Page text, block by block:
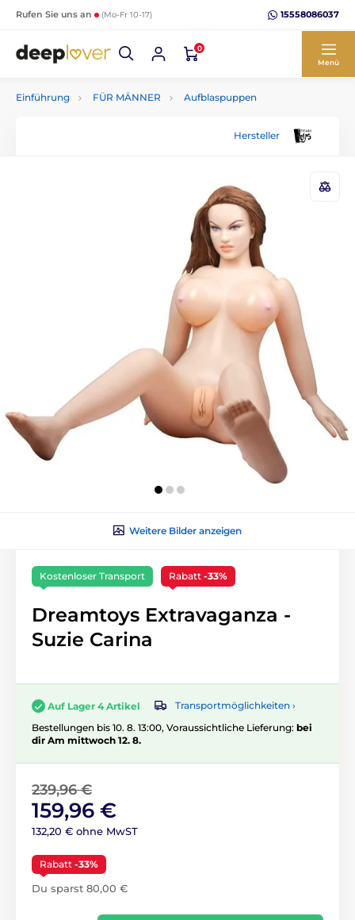
Rufen Sie uns an (Mo-Fr 10-17) 15558086037
0
Menü
Einführung FÜR MÄNNER Aufblaspuppen
Hersteller
Weitere Bilder anzeigen
Kostenloser Transport Rabatt -33%
Dreamtoys Extravaganza -
Suzie Carina
Auf Lager 4 Artikel
Transportmöglichkeiten ›
Bestellungen bis 10. 8. 13:00, Voraussichtliche Lieferung: bei
dir Am mittwoch 12. 8.
239,96 €
159,96 €
132,20 € ohne MwST
Rabatt -33%
Du sparst 80,00 €